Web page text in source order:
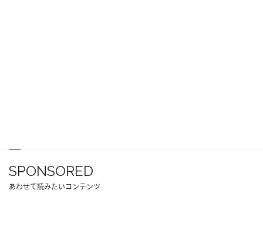
SPONSORED
あわせて読みたいコンテンツ